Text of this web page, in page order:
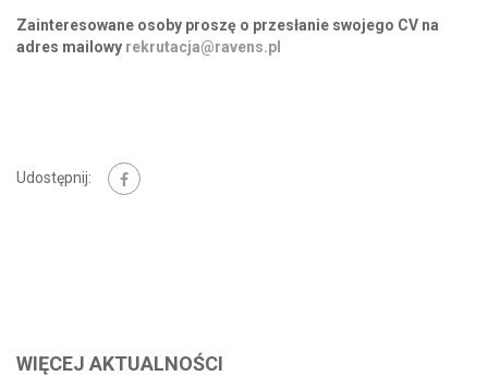
Zainteresowane osoby proszę o przesłanie swojego CV na
adres mailowy rekrutacja@ravens.pl
Udostępnij:
WIĘCEJ AKTUALNOŚCI